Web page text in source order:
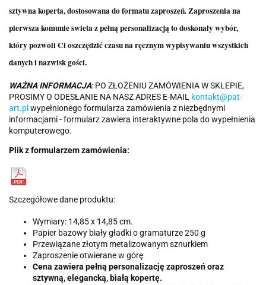
sztywna koperta, dostosowana do formatu zaproszeń. Zaproszenia na
pierwsza komunie swieta z pełną personalizacją to doskonały wybór,
który pozwoli Ci oszczędzić czasu na ręcznym wypisywaniu wszystkich
danych i nazwisk gości.
WAŻNA INFORMACJA: PO ZŁOŻENIU ZAMÓWIENIA W SKLEPIE,
PROSIMY O ODESŁANIE NA NASZ ADRES E-MAIL kontakt@pat-
art.pl wypełnionego formularza zamówienia z niezbędnymi
informacjami - formularz zawiera interaktywne pola do wypełnienia
komputerowego.
Plik z formularzem zamówienia:
Szczegółowe dane produktu:
Wymiary: 14,85 x 14,85 cm.
Papier bazowy biały gładki o gramaturze 250 g
Przewiązane złotym metalizowanym sznurkiem
Zaproszenie otwierane w górę
Cena zawiera pełną personalizację zaproszeń oraz
sztywną, elegancką, białą kopertę.